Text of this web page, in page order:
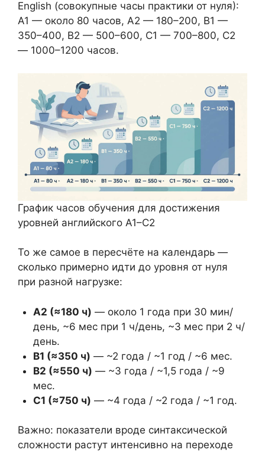
English (совокупные часы практики от нуля):
A1 — около 80 часов, A2 — 180–200, B1 —
350–400, B2 — 500–600, C1 — 700–800, C2
— 1000–1200 часов.
График часов обучения для достижения
уровней английского A1–C2
То же самое в пересчёте на календарь —
сколько примерно идти до уровня от нуля
при разной нагрузке:
A2 (≈180 ч) — около 1 года при 30 мин/
день, ~6 мес при 1 ч/день, ~3 мес при 2 ч/
день.
B1 (≈350 ч) — ~2 года / ~1 год / ~6 мес.
B2 (≈550 ч) — ~3 года / ~1,5 года / ~9
мес.
C1 (≈750 ч) — ~4 года / ~2 года / ~1 год.
Важно: показатели вроде синтаксической
сложности растут интенсивно на переходе